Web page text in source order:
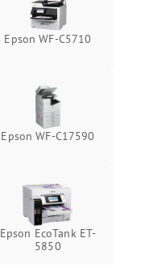
Epson WF-C5710
Epson WF-C17590
Epson EcoTank ET-
5850